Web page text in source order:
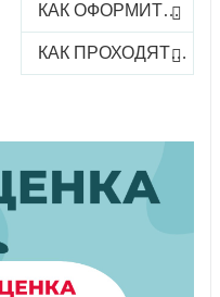
КАК ОФОРМИТЬ ЗАКАЗ КУРСА
КАК ПРОХОДЯТ ОНЛАЙН-КУРСЫ